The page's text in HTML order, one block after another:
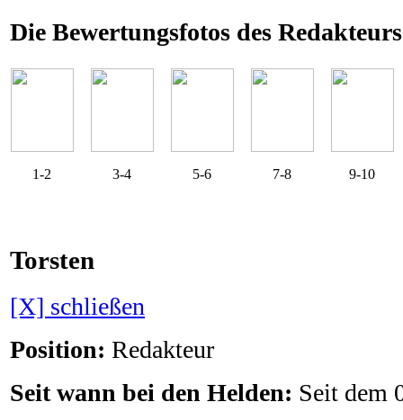
Die Bewertungsfotos des
1-2 3-4 5-6 7-8 9-10
Torsten
[X] schließen
Position: Redakteur
Seit wann bei den Helden: Seit dem